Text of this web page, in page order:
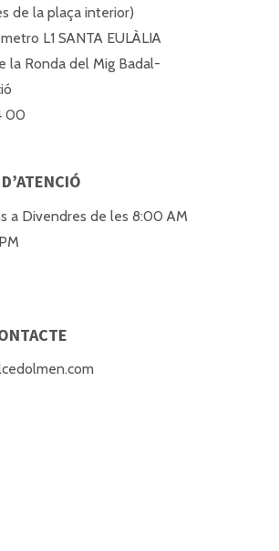
de la plaça interior)
L1 SANTA EULÀLIA
la Ronda del Mig Badal-
00
a Divendres de les 8:00 AM